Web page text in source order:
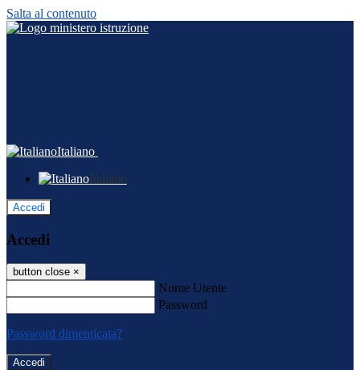
Salta al contenuto
Italiano
Italiano
Accedi
Accedi
button close ×
Nome Utente
Password
Password dimenticata?